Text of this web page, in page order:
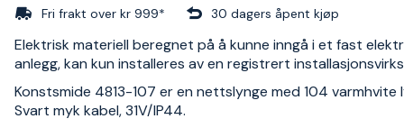
Fri frakt over kr 999* 30 dagers åpent kjøp
Elektrisk materiell beregnet på å kunne inngå i et fast
anlegg, kan kun installeres av en registrert
Konstsmide 4813-107 er en nettslynge med 104 varmhvite
Svart myk kabel, 31V/IP44.